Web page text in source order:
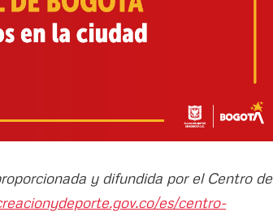
y difundida por el Centro de
es/centro-